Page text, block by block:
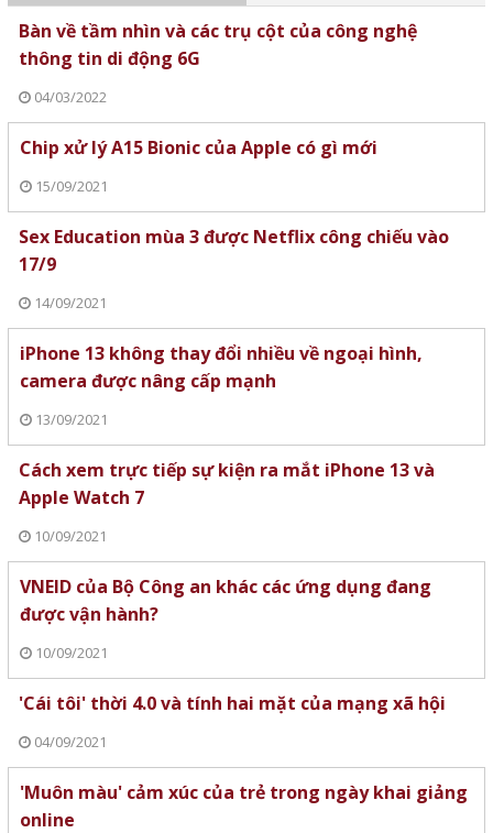
Bàn về tầm nhìn và các trụ cột của công nghệ
thông tin di động 6G
04/03/2022
Chip xử lý A15 Bionic của Apple có gì mới
15/09/2021
Sex Education mùa 3 được Netflix công chiếu vào
17/9
14/09/2021
iPhone 13 không thay đổi nhiều về ngoại hình,
camera được nâng cấp mạnh
13/09/2021
Cách xem trực tiếp sự kiện ra mắt iPhone 13 và
Apple Watch 7
10/09/2021
VNEID của Bộ Công an khác các ứng dụng đang
được vận hành?
10/09/2021
'Cái tôi' thời 4.0 và tính hai mặt của mạng xã hội
04/09/2021
'Muôn màu' cảm xúc của trẻ trong ngày khai giảng
online